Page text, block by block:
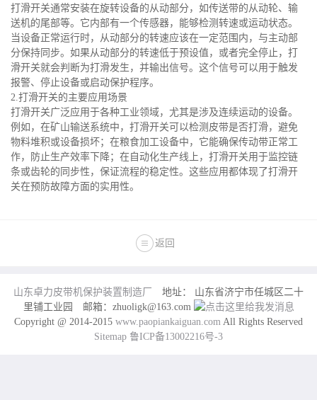
打滑开关通常安装在旋转设备的从动部分，如传送带的从动轮、输
送机的尾部等。它内部有一个传感器，能够检测转速或运动状态。
当设备正常运行时，从动部分的转速应该在一定范围内，与主动部
分保持同步。如果从动部分的转速低于预设值，或者完全停止，打
滑开关就会判断为打滑发生，并输出信号。这个信号可以用于触发
报警、停止设备或启动保护程序。
2.打滑开关的主要应用场景
打滑开关广泛应用于各种工业领域，尤其是涉及连续运动的设备。
例如，在矿山输送系统中，打滑开关可以检测皮带是否打滑，避免
物料堆积或设备损坏；在粮食加工设备中，它能确保传动带正常工
作，防止生产效率下降；在自动化生产线上，打滑开关用于监控链
条或齿轮的同步性，保证流程的稳定性。这些应用都体现了打滑开
关在预防故障方面的实用性。
返回
山东卓力皮带机保护装置制造厂
地址： 山东省济宁市任城区二十
里铺工业园 邮箱：zhuoligk@163.com
Copyright @ 2014-2015 www.paopiankaiguan.com All Rights Reserved
Sitemap 鲁ICP备13002216号-3